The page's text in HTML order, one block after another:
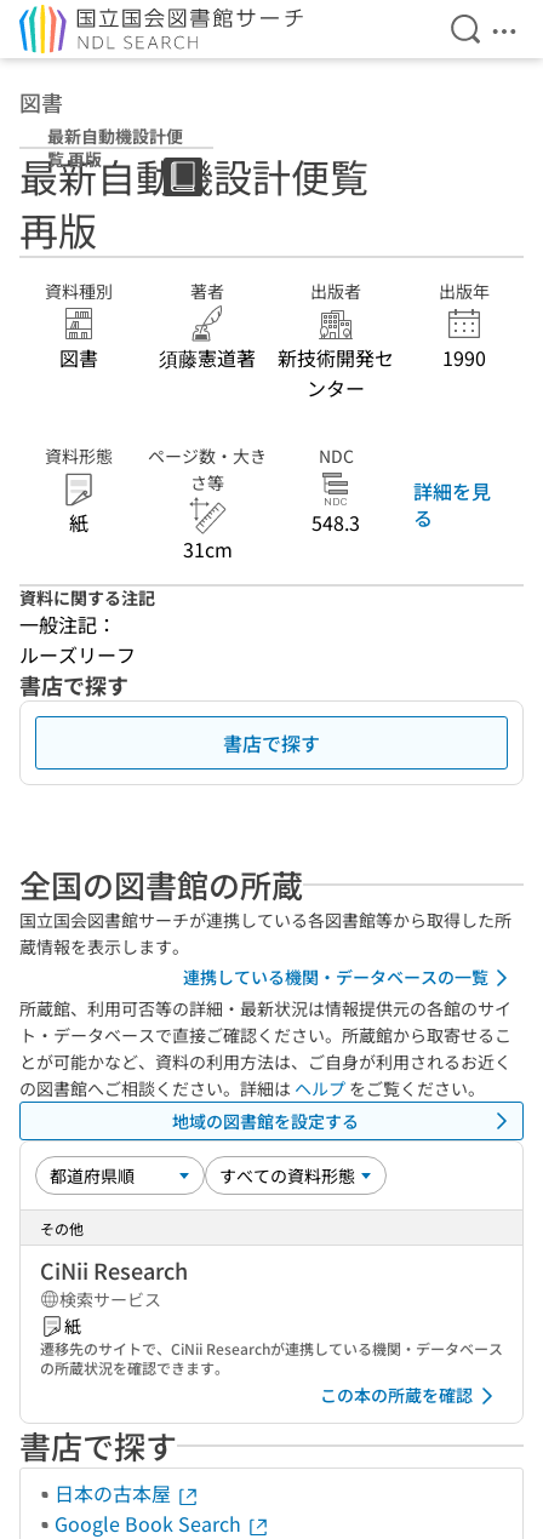
検索を
メ
図書
最新自動機設計便
覧 再版
最新自動機設計便覧
再版
資料種別
図書
著者
須藤憲道著
出版者
新技術開発セ
ンター
出版年
1990
資料形態
紙
ページ数・大き
さ等
31cm
NDC
548.3
詳細を見
る
資料に関する注記
一般注記：
ルーズリーフ
書店で探す
書店で探す
全国の図書館の所蔵
国立国会図書館サーチが連携している各図書館等から取得した所
蔵情報を表示します。
連携している機関・データベースの一覧
所蔵館、利用可否等の詳細・最新状況は情報提供元の各館のサイ
ト・データベースで直接ご確認ください。所蔵館から取寄せるこ
とが可能かなど、資料の利用方法は、ご自身が利用されるお近く
の図書館へご相談ください。詳細は ヘルプ をご覧ください。
地域の図書館を設定する
その他
CiNii Research
検索サービス
紙
遷移先のサイトで、CiNii Researchが連携している機関・データベース
の所蔵状況を確認できます。
この本の所蔵を確認
書店で探す
日本の古本屋
Google Book Search